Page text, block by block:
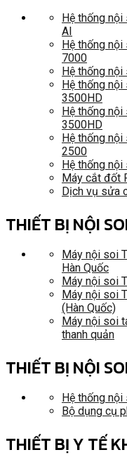
Hệ thống
AI
Hệ thống
7000
Hệ thống
Hệ thống
3500HD
Hệ thống nội
3500HD
Hệ thống
2500
Hệ thống
Máy cắt đốt
Dịch vụ sửa
THIẾT BỊ NỘI
Máy nội soi
Hàn Quốc
Máy nội soi
Máy nội soi
(Hàn Quốc)
Máy nội soi
thanh quản
THIẾT BỊ NỘI
Hệ thống
Bộ dụng cụ
THIẾT BỊ Y TẾ